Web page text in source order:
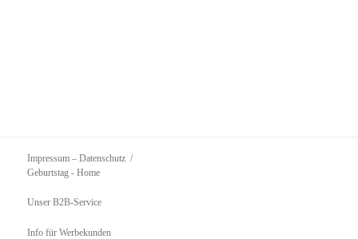
Impressum – Datenschutz
Geburtstag - Home
Unser B2B-Service
Info für Werbekunden